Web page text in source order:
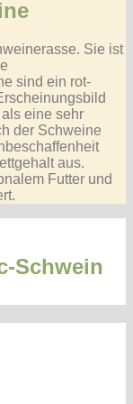
Sie ist
sind ein rot-
eine sehr
der Schweine
aus.
Futter und
Schwein